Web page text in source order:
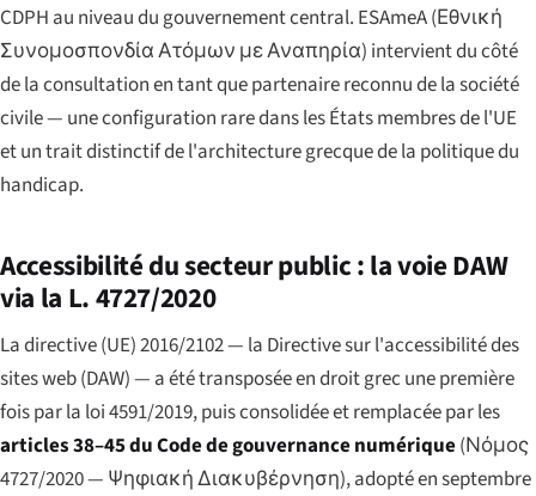
CDPH au niveau du gouvernement central. ESAmeA (Εθνική
Συνομοσπονδία Ατόμων με Αναπηρία) intervient du côté
de la consultation en tant que partenaire reconnu de la société
civile — une configuration rare dans les États membres de l'UE
et un trait distinctif de l'architecture grecque de la politique du
handicap.
Accessibilité du secteur public : la voie DAW
via la L. 4727/2020
La directive (UE) 2016/2102 — la Directive sur l'accessibilité des
sites web (DAW) — a été transposée en droit grec une première
fois par la loi 4591/2019, puis consolidée et remplacée par les
articles 38–45 du Code de gouvernance numérique(Νόμος
4727/2020 — Ψηφιακή Διακυβέρνηση), adopté en septembre